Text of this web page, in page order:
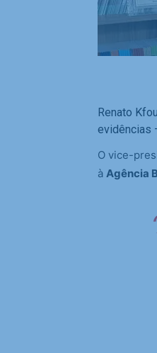
Renato
evidências
O vice-
à Agência